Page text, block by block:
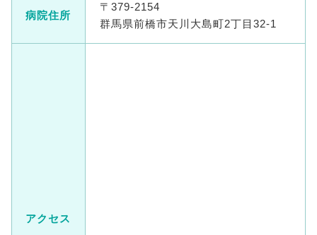
病院住所
〒379-2154
群馬県前橋市天川大島町2丁目32-1
アクセス